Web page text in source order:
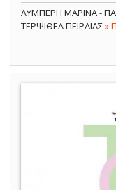
ΛΥΜΠΕΡΗ ΜΑΡΙΝΑ -
ΤΕΡΨΙΘΕΑ ΠΕΙΡΑΙΑΣ»